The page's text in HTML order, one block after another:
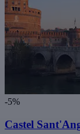
-5%
Castel